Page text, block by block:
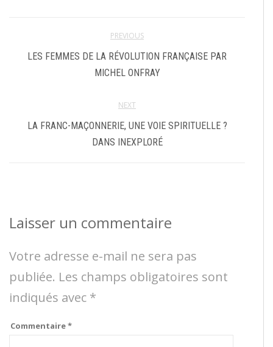
PREVIOUS
LES FEMMES DE LA RÉVOLUTION FRANÇAISE PAR
MICHEL ONFRAY
NEXT
LA FRANC-MAÇONNERIE, UNE VOIE SPIRITUELLE ?
DANS INEXPLORÉ
Laisser un commentaire
Votre adresse e-mail ne sera pas
publiée. Les champs obligatoires sont
indiqués avec *
Commentaire*